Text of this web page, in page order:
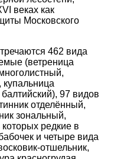
веках как
Московского
462 вида
(ветреница
97 видов
отделённый,
зональный,
редкие в
и четыре вида
отшельник,